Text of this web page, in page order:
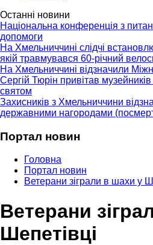
Останні новини
Національна конференція з
допомоги
На Хмельниччині слідчі
якій травмувався 60-річний
На Хмельниччині відзначили
Сергій Тюрін привітав
святом
Захисників з Хмельниччини
державними нагородами
Портал новин
Головна
Портал новин
Ветерани зіграли в шахи у
Ветерани
Шепетівці